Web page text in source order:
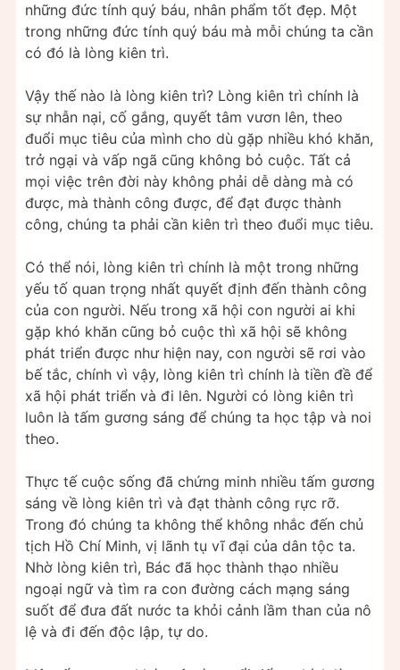
những đức tính quý báu, nhân phẩm tốt đẹp. Một
trong những đức tính quý báu mà mỗi chúng ta cần
có đó là lòng kiên trì.
Vậy thế nào là lòng kiên trì? Lòng kiên trì chính là
sự nhẫn nại, cố gắng, quyết tâm vươn lên, theo
đuổi mục tiêu của mình cho dù gặp nhiều khó khăn,
trở ngại và vấp ngã cũng không bỏ cuộc. Tất cả
mọi việc trên đời này không phải dễ dàng mà có
được, mà thành công được, để đạt được thành
công, chúng ta phải cần kiên trì theo đuổi mục tiêu.
Có thể nói, lòng kiên trì chính là một trong những
yếu tố quan trọng nhất quyết định đến thành công
của con người. Nếu trong xã hội con người ai khi
gặp khó khăn cũng bỏ cuộc thì xã hội sẽ không
phát triển được như hiện nay, con người sẽ rơi vào
bế tắc, chính vì vậy, lòng kiên trì chính là tiền đề để
xã hội phát triển và đi lên. Người có lòng kiên trì
luôn là tấm gương sáng để chúng ta học tập và noi
theo.
Thực tế cuộc sống đã chứng minh nhiều tấm gương
sáng về lòng kiên trì và đạt thành công rực rỡ.
Trong đó chúng ta không thể không nhắc đến chủ
tịch Hồ Chí Minh, vị lãnh tụ vĩ đại của dân tộc ta.
Nhờ lòng kiên trì, Bác đã học thành thạo nhiều
ngoại ngữ và tìm ra con đường cách mạng sáng
suốt để đưa đất nước ta khỏi cảnh lầm than của nô
lệ và đi đến độc lập, tự do.